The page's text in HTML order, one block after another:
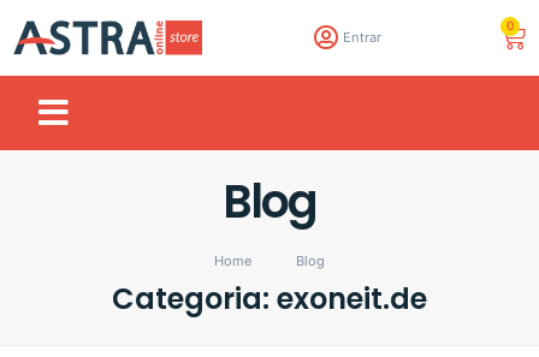
Entrar
0
Blog
Home Blog
Categoria: exoneit.de